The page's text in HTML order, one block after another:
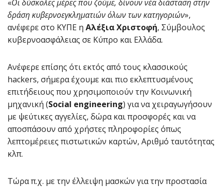
«Οι δύσκολες μέρες που ζούμε, δίνουν νέα διάσταση στην
δράση κυβερνοεγκληματιών όλων των κατηγοριών»,
ανέφερε στο ΚΥΠΕ η Αλέξια Χριστοφή, Σύμβουλος
κυβερνοασφάλειας σε Κύπρο και Ελλάδα.
Ανέφερε επίσης ότι εκτός από τους κλασσικούς
hackers, σήμερα έχουμε και πιο εκλεπτυσμένους
επιτήδειους που χρησιμοποιούν την Κοινωνική
μηχανική (Social engineering) για να χειραγωγήσουν
με ψεύτικες αγγελίες, δώρα και προσφορές και να
αποσπάσουν από χρήστες πληροφορίες όπως
λεπτομέρειες πιστωτικών καρτών, Αριθμό ταυτότητας
κλπ.
Τώρα π.χ. με την έλλειψη μασκών για την προστασία